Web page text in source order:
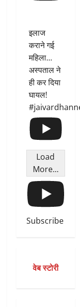
इलाज
कराने गई
महिला...
अस्पताल ने
ही कर दिया
घायल!
Load
More...
Subscribe
वेब स्टोरी